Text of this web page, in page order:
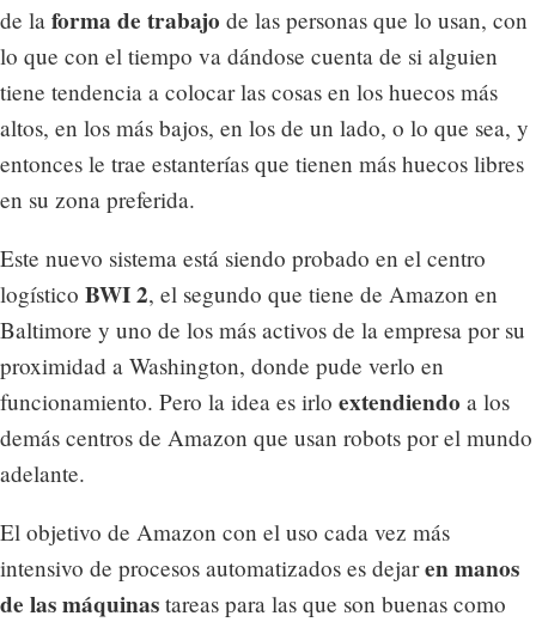
de la forma de trabajo de las personas que lo usan, con
lo que con el tiempo va dándose cuenta de si alguien
tiene tendencia a colocar las cosas en los huecos más
altos, en los más bajos, en los de un lado, o lo que sea, y
entonces le trae estanterías que tienen más huecos libres
en su zona preferida.
Este nuevo sistema está siendo probado en el centro
logístico BWI 2, el segundo que tiene de Amazon en
Baltimore y uno de los más activos de la empresa por su
proximidad a Washington, donde pude verlo en
funcionamiento. Pero la idea es irlo extendiendo a los
demás centros de Amazon que usan robots por el mundo
adelante.
El objetivo de Amazon con el uso cada vez más
intensivo de procesos automatizados es dejaren manos
de las máquinas tareas para las que son buenas como